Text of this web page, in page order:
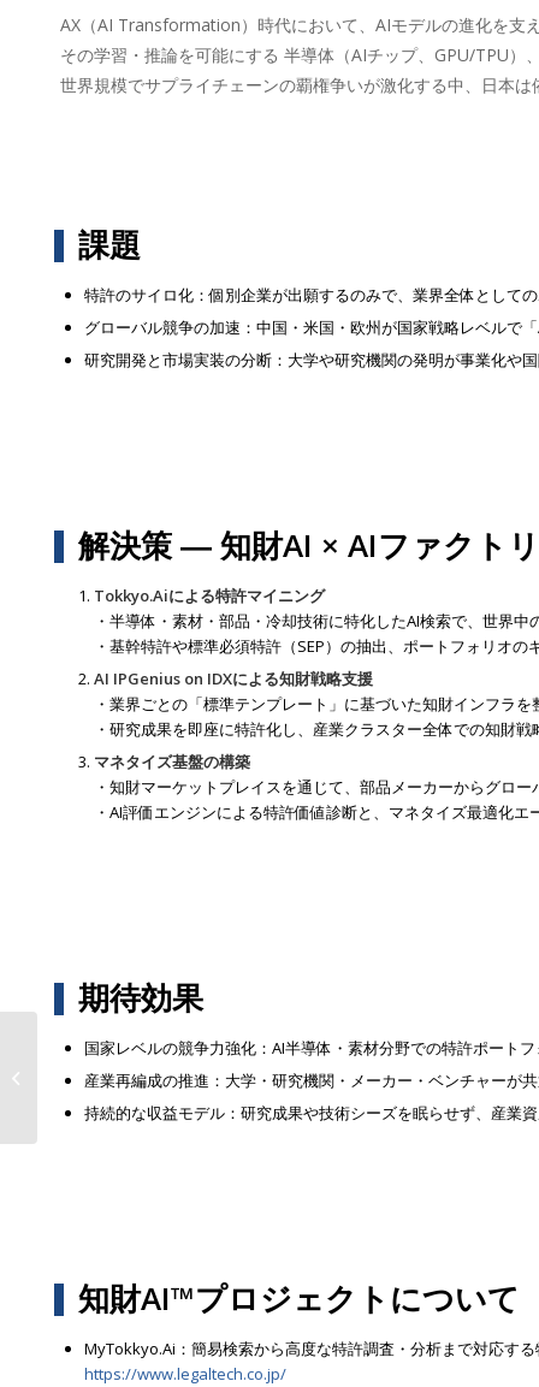
AX（AI Transformation）時代において、AIモデルの進化を支
その学習・推論を可能にする 半導体（AIチップ、GPU/TPU
世界規模でサプライチェーンの覇権争いが激化する中、日本
課題
特許のサイロ化：個別企業が出願するのみで、業界全体として
グローバル競争の加速：中国・米国・欧州が国家戦略レベルで
研究開発と市場実装の分断：大学や研究機関の発明が事業化や
解決策 ― 知財AI × AIファクト
Tokkyo.Aiによる特許マイニング
・半導体・素材・部品・冷却技術に特化したAI検索で、世界
・基幹特許や標準必須特許（SEP）の抽出、ポートフォリオの
AI IPGenius on IDXによる知財戦略支援
・業界ごとの「標準テンプレート」に基づいた知財インフラを
・研究成果を即座に特許化し、産業クラスター全体での知財戦
マネタイズ基盤の構築
・知財マーケットプレイスを通じて、部品メーカーからグロ
・AI評価エンジンによる特許価値診断と、マネタイズ最適化
期待効果
国家レベルの競争力強化：AI半導体・素材分野での特許ポート
産業再編成の推進：大学・研究機関・メーカー・ベンチャーが
持続的な収益モデル：研究成果や技術シーズを眠らせず、産業
知財AI™プロジェクトについて
MyTokkyo.Ai：簡易検索から高度な特許調査・分析まで対応す
https://www.legaltech.co.jp/
ン”をAI化するプラ�...